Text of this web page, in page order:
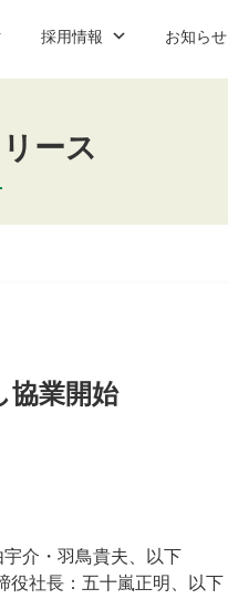
ス
採用情報 お知らせ
用
ース
協業開始
介・羽鳥貴夫、以下
役社長：五十嵐正明、以下